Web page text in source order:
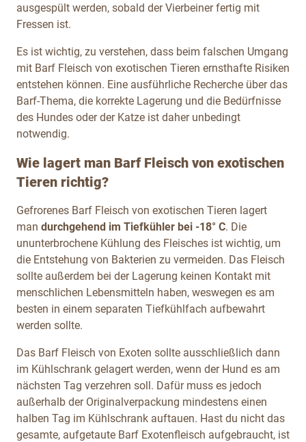
ausgespült werden, sobald der Vierbeiner fertig mit
Fressen ist.
Es ist wichtig, zu verstehen, dass beim falschen Umgang
mit Barf Fleisch von exotischen Tieren ernsthafte Risiken
entstehen können. Eine ausführliche Recherche über das
Barf-Thema, die korrekte Lagerung und die Bedürfnisse
des Hundes oder der Katze ist daher unbedingt
notwendig.
Wie lagert man Barf Fleisch von exotischen
Tieren richtig?
Gefrorenes Barf Fleisch von exotischen Tieren lagert
man durchgehend im Tiefkühler bei -18° C. Die
ununterbrochene Kühlung des Fleisches ist wichtig, um
die Entstehung von Bakterien zu vermeiden. Das Fleisch
sollte außerdem bei der Lagerung keinen Kontakt mit
menschlichen Lebensmitteln haben, weswegen es am
besten in einem separaten Tiefkühlfach aufbewahrt
werden sollte.
Das Barf Fleisch von Exoten sollte ausschließlich dann
im Kühlschrank gelagert werden, wenn der Hund es am
nächsten Tag verzehren soll. Dafür muss es jedoch
außerhalb der Originalverpackung mindestens einen
halben Tag im Kühlschrank auftauen. Hast du nicht das
gesamte, aufgetaute Barf Exotenfleisch aufgebraucht, ist